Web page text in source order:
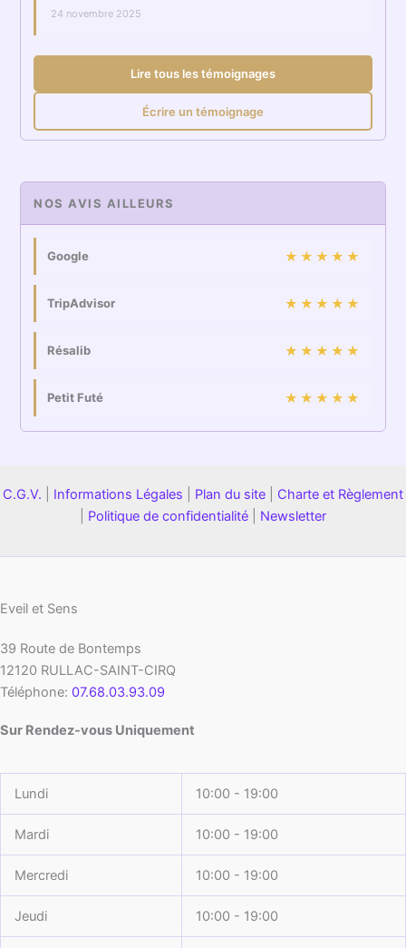
24 novembre 2025
Lire tous les témoignages
Écrire un témoignage
NOS AVIS AILLEURS
Google ★★★★★
TripAdvisor ★★★★★
Résalib ★★★★★
Petit Futé ★★★★★
C.G.V. Informations Légales Plan du site
Charte et Règlement
Politique de confidentialité Newsletter
Eveil et Sens
39 Route de Bontemps
12120 RULLAC-SAINT-CIRQ
Téléphone: 07.68.03.93.09
Sur Rendez-vous Uniquement
Lundi 10:00 - 19:00
Mardi 10:00 - 19:00
Mercredi 10:00 - 19:00
Jeudi 10:00 - 19:00